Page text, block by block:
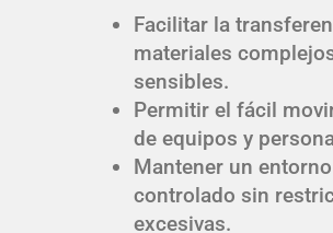
Facilitar la
materiales
sensibles.
Permitir el fácil
de equipos y
Mantener un entorno
controlado sin
excesivas.